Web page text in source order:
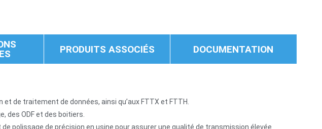
PRODUITS ASSOCIÉS DOCUMENTATION
de traitement de données, ainsi qu’aux FTTX et FTTH.
des ODF et des boitiers.
polissage de précision en usine pour assurer une qualité de transmission élevée